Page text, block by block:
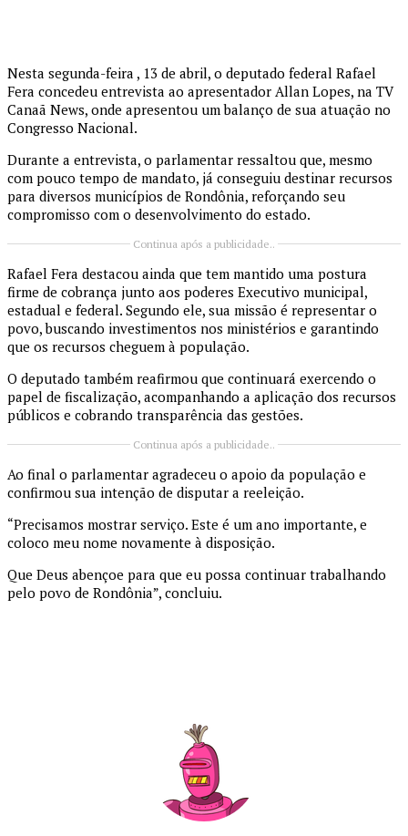
Nesta segunda-feira , 13 de abril, o deputado federal Rafael
Fera concedeu entrevista ao apresentador Allan Lopes, na TV
Canaã News, onde apresentou um balanço de sua atuação no
Congresso Nacional.
Durante a entrevista, o parlamentar ressaltou que, mesmo
com pouco tempo de mandato, já conseguiu destinar recursos
para diversos municípios de Rondônia, reforçando seu
compromisso com o desenvolvimento do estado.
Continua após a publicidade..
Rafael Fera destacou ainda que tem mantido uma postura
firme de cobrança junto aos poderes Executivo municipal,
estadual e federal. Segundo ele, sua missão é representar o
povo, buscando investimentos nos ministérios e garantindo
que os recursos cheguem à população.
O deputado também reafirmou que continuará exercendo o
papel de fiscalização, acompanhando a aplicação dos recursos
públicos e cobrando transparência das gestões.
Continua após a publicidade..
Ao final o parlamentar agradeceu o apoio da população e
confirmou sua intenção de disputar a reeleição.
“Precisamos mostrar serviço. Este é um ano importante, e
coloco meu nome novamente à disposição.
Que Deus abençoe para que eu possa continuar trabalhando
pelo povo de Rondônia”, concluiu.